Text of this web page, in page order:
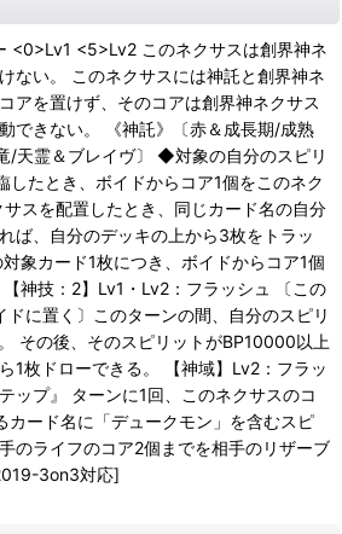
<0>Lv1 <5>Lv2 このネクサスは創界神ネ
ない。 このネクサスには神託と創界神ネ
アを置けず、そのコアは創界神ネクサス
できない。 《神託》〔赤＆成長期/成熟
/天霊＆ブレイヴ〕 ◆対象の自分のスピリ
したとき、ボイドからコア1個をこのネク
スを配置したとき、同じカード名の自分
ば、自分のデッキの上から3枚をトラッ
象カード1枚につき、ボイドからコア1個
神技：2】Lv1・Lv2：フラッシュ 〔この
に置く〕このターンの間、自分のスピリ
その後、そのスピリットがBP10000以上
1枚ドローできる。 【神域】Lv2：フラッ
ップ』 ターンに1回、このネクサスのコ
カード名に「デュークモン」を含むスピ
のライフのコア2個までを相手のリザーブ
3on3対応]